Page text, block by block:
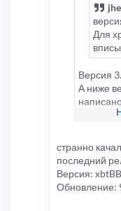
Для
Версия
А ниже
странно
последний
Версия:
Обновление: